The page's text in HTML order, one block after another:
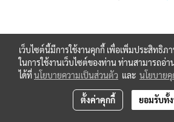
เว็บไซต์นี้มีการใช้งานคุกกี้ เพื่อเพิ่มประสิทธิ
ในการใช้งานเว็บไซต์ของท่าน ท่านสามารถอ่า
ได้ที่นโยบายความเป็นส่วนตัว และ นโยบายคุ
ตั้งค่าคุกกี้ ยอมรับทั้